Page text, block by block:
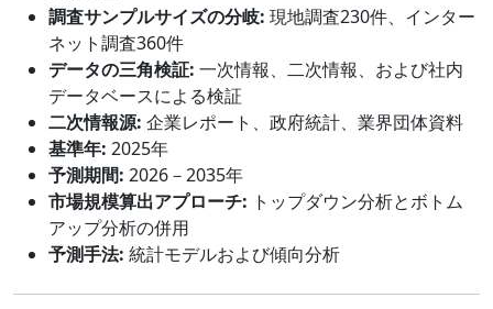
調査サンプルサイズの分岐: 現地調査230件、インター
ネット調査360件
データの三角検証: 一次情報、二次情報、および社内
データベースによる検証
二次情報源: 企業レポート、政府統計、業界団体資料
基準年: 2025年
予測期間: 2026－2035年
市場規模算出アプローチ: トップダウン分析とボトム
アップ分析の併用
予測手法: 統計モデルおよび傾向分析